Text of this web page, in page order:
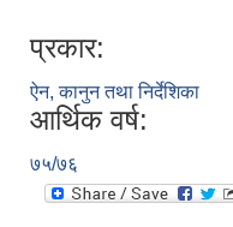
प्रकार:
ऐन, कानुन तथा निर्देशिका
आर्थिक वर्ष:
७५/७६